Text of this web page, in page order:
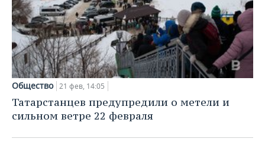
Общество 21 фев, 14:05
Татарстанцев предупредили о метели и
сильном ветре 22 февраля